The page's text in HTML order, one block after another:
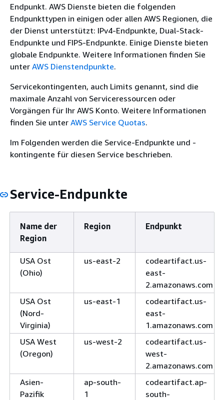
Endpunkt. AWS Dienste bieten die folgenden
Endpunkttypen in einigen oder allen AWS Regionen, die
der Dienst unterstützt: IPv4-Endpunkte, Dual-Stack-
Endpunkte und FIPS-Endpunkte. Einige Dienste bieten
globale Endpunkte. Weitere Informationen finden Sie
unter AWS Dienstendpunkte.
Servicekontingenten, auch Limits genannt, sind die
maximale Anzahl von Serviceressourcen oder
Vorgängen für Ihr AWS Konto. Weitere Informationen
finden Sie unter AWS Service Quotas.
Im Folgenden werden die Service-Endpunkte und -
kontingente für diesen Service beschrieben.
Service-Endpunkte
Name der
Region
Region Endpunkt
USA Ost
(Ohio)
us-east-2
codeartifact.us-
east-
2.amazonaws.com
USA Ost
(Nord-
Virginia)
us-east-1
codeartifact.us-
east-
1.amazonaws.com
USA West
(Oregon)
us-west-2
codeartifact.us-
west-
2.amazonaws.com
Asien-
Pazifik
ap-south-
1
codeartifact.ap-
south-